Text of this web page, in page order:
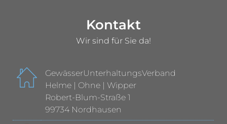
Kontakt
Wir sind für Sie da!
GewässerUnterhaltungsVerband
Helme | Ohne | Wipper
Robert-Blum-Straße 1
99734 Nordhausen